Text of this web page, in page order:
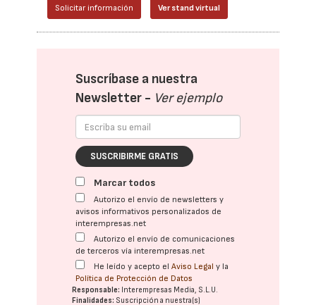
Solicitar información Ver stand virtual
Suscríbase a nuestra
Newsletter - Ver ejemplo
SUSCRIBIRME GRATIS
Marcar todos
Autorizo el envío de newsletters y
avisos informativos personalizados de
interempresas.net
Autorizo el envío de comunicaciones
de terceros vía interempresas.net
He leído y acepto elAviso Legal y la
Política de Protección de Datos
Responsable: Interempresas Media, S.L.U.
Finalidades: Suscripción a nuestra(s)